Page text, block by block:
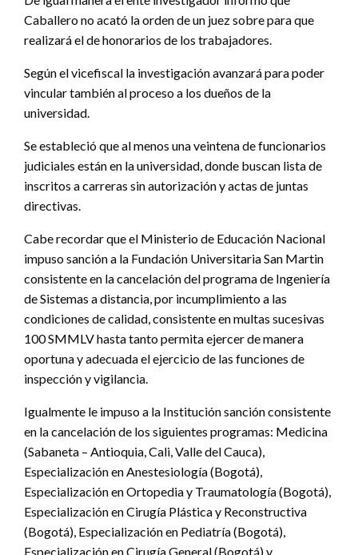
Caballero no acató la orden de un juez sobre para que
realizará el de honorarios de los trabajadores.
Según el vicefiscal la investigación avanzará para poder
vincular también al proceso a los dueños de la
universidad.
Se estableció que al menos una veintena de funcionarios
judiciales están en la universidad, donde buscan lista de
inscritos a carreras sin autorización y actas de juntas
directivas.
Cabe recordar que el Ministerio de Educación Nacional
impuso sanción a la Fundación Universitaria San Martin
consistente en la cancelación del programa de Ingeniería
de Sistemas a distancia, por incumplimiento a las
condiciones de calidad, consistente en multas sucesivas
100 SMMLV hasta tanto permita ejercer de manera
oportuna y adecuada el ejercicio de las funciones de
inspección y vigilancia.
Igualmente le impuso a la Institución sanción consistente
en la cancelación de los siguientes programas: Medicina
(Sabaneta – Antioquia, Cali, Valle del Cauca),
Especialización en Anestesiología (Bogotá),
Especialización en Ortopedia y Traumatología (Bogotá),
Especialización en Cirugía Plástica y Reconstructiva
(Bogotá), Especialización en Pediatría (Bogotá),
Especialización en Cirugía General (Bogotá) y